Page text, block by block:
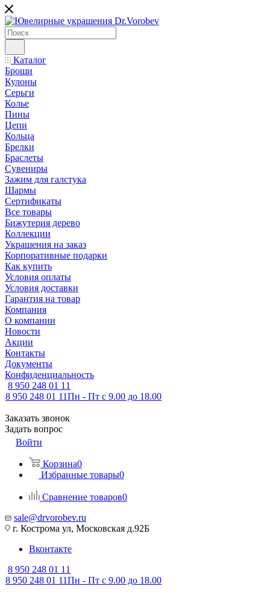
Каталог
Броши
Кулоны
Серьги
Колье
Пины
Цепи
Кольца
Брелки
Браслеты
Сувениры
Зажим для галстука
Шармы
Сертификаты
Все товары
Бижутерия дерево
Коллекции
Украшения на заказ
Корпоративные подарки
Как купить
Условия оплаты
Условия доставки
Гарантия на товар
Компания
О компании
Новости
Акции
Контакты
Документы
Конфиденциальность
8 950 248 01 11
8 950 248 01 11Пн - Пт с 9.00 до 18.00
Заказать звонок
Задать вопрос
Войти
Корзина0
Избранные товары0
Сравнение товаров0
sale@drvorobev.ru
г. Кострома ул, Московская д.92Б
Вконтакте
8 950 248 01 11
8 950 248 01 11Пн - Пт с 9.00 до 18.00